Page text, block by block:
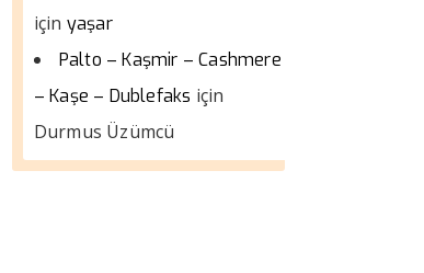
için yaşar
Palto – Kaşmir – Cashmere
– Kaşe – Dublefaks için
Durmus Üzümcü